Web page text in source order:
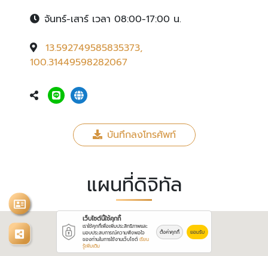
จันทร์-เสาร์ เวลา 08:00-17:00 น.
13.592749585835373,
100.31449598282067
บันทึกลงโทรศัพท์
แผนที่ดิจิทัล
เว็บไซต์นี้ใช้คุกกี้
เราใช้คุกกี้เพื่อเพิ่มประสิทธิภาพและ
มอบประสบการณ์ความพึงพอใจ
ของท่านในการใช้งานเว็บไซต์ เรียน
รู้เพิ่มเติม
ตั้งค่าคุกกี้ ยอมรับ